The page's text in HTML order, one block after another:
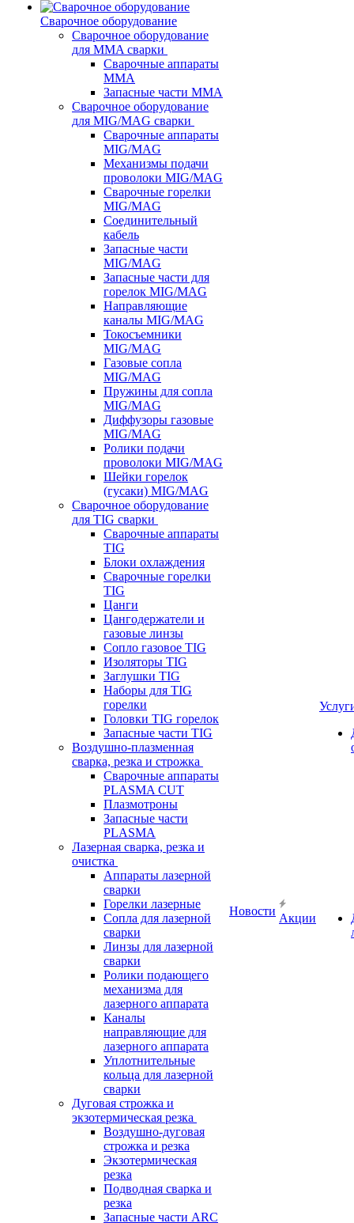
Сварочное оборудование
Сварочное оборудование
для MMA сварки
Сварочные аппараты
MMA
Запасные части MMA
Сварочное оборудование
для MIG/MAG сварки
Сварочные аппараты
MIG/MAG
Механизмы подачи
проволоки MIG/MAG
Сварочные горелки
MIG/MAG
Соединительный
кабель
Запасные части
MIG/MAG
Запасные части для
горелок MIG/MAG
Направляющие
каналы MIG/MAG
Токосъемники
MIG/MAG
Газовые сопла
MIG/MAG
Пружины для сопла
MIG/MAG
Диффузоры газовые
MIG/MAG
Ролики подачи
проволоки MIG/MAG
Шейки горелок
(гусаки) MIG/MAG
Сварочное оборудование
для TIG сварки
Сварочные аппараты
TIG
Блоки охлаждения
Сварочные горелки
TIG
Цанги
Цангодержатели и
газовые линзы
Сопло газовое TIG
Изоляторы TIG
Заглушки TIG
Наборы для TIG
горелки
Головки TIG горелок
Запасные части TIG
Воздушно-плазменная
сварка, резка и строжка
Сварочные аппараты
PLASMA CUT
Плазмотроны
Запасные части
PLASMA
Лазерная сварка, резка и
очистка
Аппараты лазерной
сварки
Горелки лазерные
Сопла для лазерной
сварки
Линзы для лазерной
сварки
Ролики подающего
механизма для
лазерного аппарата
Каналы
направляющие для
лазерного аппарата
Уплотнительные
кольца для лазерной
сварки
Дуговая строжка и
экзотермическая резка
Воздушно-дуговая
строжка и резка
Экзотермическая
резка
Подводная сварка и
резка
Запасные части ARC
Новости
Акции